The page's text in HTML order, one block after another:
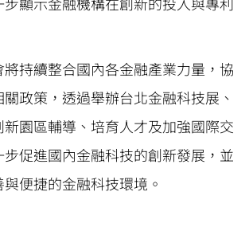
持續整合國內各金融產業力量，協
政策，透過舉辦台北金融科技展、
園區輔導、培育人才及加強國際交
促進國內金融科技的創新發展，並
便捷的金融科技環境。